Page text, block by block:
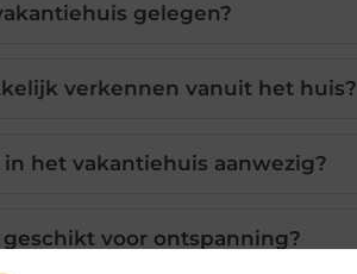
gelegen?
verkennen vanuit het huis?
het vakantiehuis aanwezig?
voor ontspanning?